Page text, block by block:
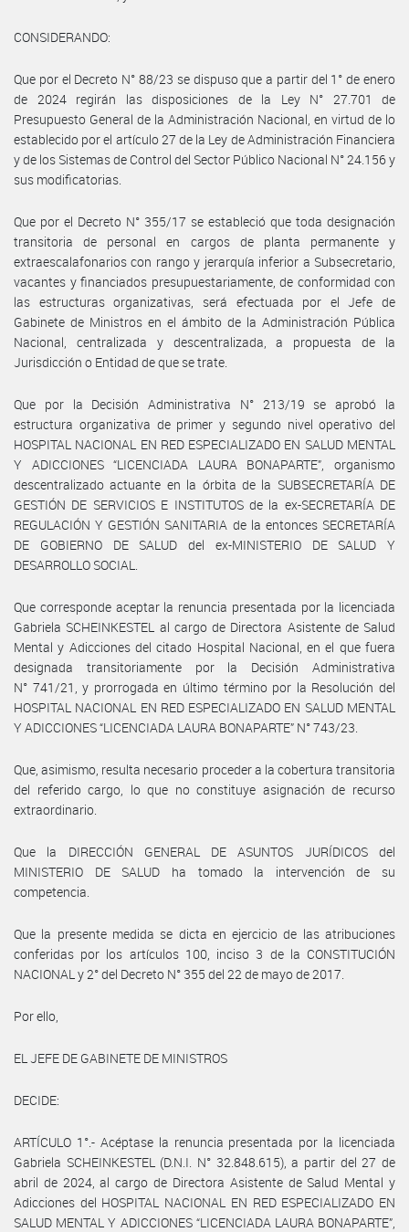
CONSIDERANDO:
Que por el Decreto N° 88/23 se dispuso que a partir del 1° de enero
de 2024 regirán las disposiciones de la Ley N° 27.701 de
Presupuesto General de la Administración Nacional, en virtud de lo
establecido por el artículo 27 de la Ley de Administración Financiera
y de los Sistemas de Control del Sector Público Nacional N° 24.156 y
sus modificatorias.
Que por el Decreto N° 355/17 se estableció que toda designación
transitoria de personal en cargos de planta permanente y
extraescalafonarios con rango y jerarquía inferior a Subsecretario,
vacantes y financiados presupuestariamente, de conformidad con
las estructuras organizativas, será efectuada por el Jefe de
Gabinete de Ministros en el ámbito de la Administración Pública
Nacional, centralizada y descentralizada, a propuesta de la
Jurisdicción o Entidad de que se trate.
Que por la Decisión Administrativa N° 213/19 se aprobó la
estructura organizativa de primer y segundo nivel operativo del
HOSPITAL NACIONAL EN RED ESPECIALIZADO EN SALUD MENTAL
Y ADICCIONES “LICENCIADA LAURA BONAPARTE”, organismo
descentralizado actuante en la órbita de la SUBSECRETARÍA DE
GESTIÓN DE SERVICIOS E INSTITUTOS de la ex-SECRETARÍA DE
REGULACIÓN Y GESTIÓN SANITARIA de la entonces SECRETARÍA
DE GOBIERNO DE SALUD del ex-MINISTERIO DE SALUD Y
DESARROLLO SOCIAL.
Que corresponde aceptar la renuncia presentada por la licenciada
Gabriela SCHEINKESTEL al cargo de Directora Asistente de Salud
Mental y Adicciones del citado Hospital Nacional, en el que fuera
designada transitoriamente por la Decisión Administrativa
N° 741/21, y prorrogada en último término por la Resolución del
HOSPITAL NACIONAL EN RED ESPECIALIZADO EN SALUD MENTAL
Y ADICCIONES “LICENCIADA LAURA BONAPARTE” N° 743/23.
Que, asimismo, resulta necesario proceder a la cobertura transitoria
del referido cargo, lo que no constituye asignación de recurso
extraordinario.
Que la DIRECCIÓN GENERAL DE ASUNTOS JURÍDICOS del
MINISTERIO DE SALUD ha tomado la intervención de su
competencia.
Que la presente medida se dicta en ejercicio de las atribuciones
conferidas por los artículos 100, inciso 3 de la CONSTITUCIÓN
NACIONAL y 2° del Decreto N° 355 del 22 de mayo de 2017.
Por ello,
EL JEFE DE GABINETE DE MINISTROS
DECIDE:
ARTÍCULO 1°.- Acéptase la renuncia presentada por la licenciada
Gabriela SCHEINKESTEL (D.N.I. N° 32.848.615), a partir del 27 de
abril de 2024, al cargo de Directora Asistente de Salud Mental y
Adicciones del HOSPITAL NACIONAL EN RED ESPECIALIZADO EN
SALUD MENTAL Y ADICCIONES “LICENCIADA LAURA BONAPARTE”,